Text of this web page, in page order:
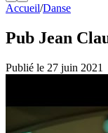
Accueil/Danse
Pub Jean
Publié le 27 juin 2021